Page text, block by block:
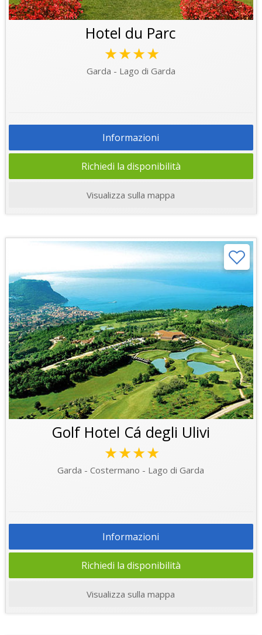
Hotel du Parc
★★★★
Garda - Lago di Garda
Informazioni
Richiedi la disponibilità
Visualizza sulla mappa
Golf Hotel Cá degli Ulivi
★★★★
Garda - Costermano - Lago di Garda
Informazioni
Richiedi la disponibilità
Visualizza sulla mappa